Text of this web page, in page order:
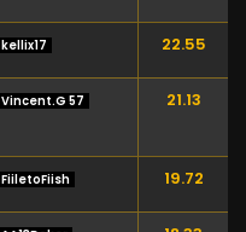
kellix17 22.55
Vincent.G 57 21.13
FiiletoFiish 19.72